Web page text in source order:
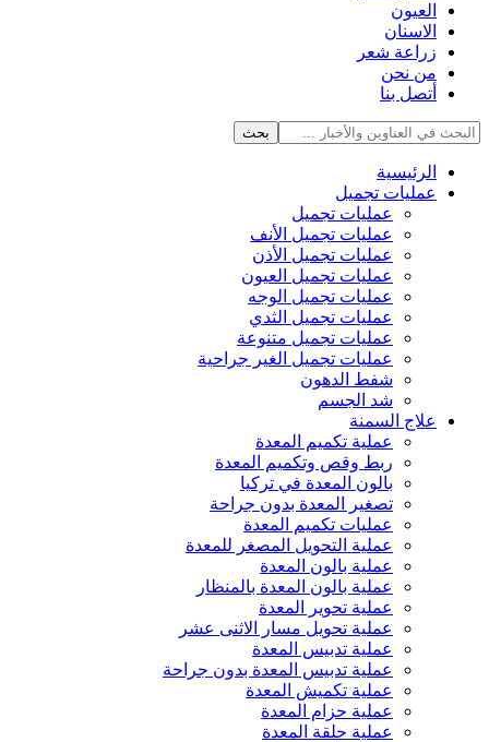
العيون
الاسنان
زراعة شعر
من نحن
أتصل بنا
الرئيسية
عمليات تجميل
عمليات تجميل
عمليات تجميل الأنف
عمليات تجميل الأذن
عمليات تجميل العيون
عمليات تجميل الوجه
عمليات تجميل الثدي
عمليات تجميل متنوعة
عمليات تجميل الغير جراحية
شفط الدهون
شد الجسم
علاج السمنة
عملية تكميم المعدة
ربط وقص وتكميم المعدة
بالون المعدة في تركيا
تصغير المعدة بدون جراحة
عمليات تكميم المعدة
عملية التحويل المصغر للمعدة
عملية بالون المعدة
عملية بالون المعدة بالمنظار
عملية تحوير المعدة
عملية تحويل مسار الاثنى عشر
عملية تدبيس المعدة
عملية تدبيس المعدة بدون جراحة
عملية تكميش المعدة
عملية حزام المعدة
عملية حلقة المعدة